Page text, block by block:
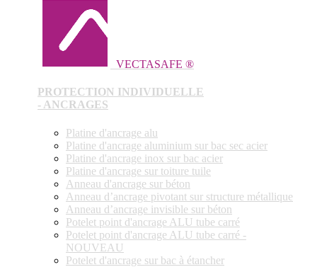
VECTASAFE ®
PROTECTION INDIVIDUELLE
- ANCRAGES
Platine d'ancrage alu
Platine d'ancrage aluminium sur bac sec acier
Platine d'ancrage inox sur bac acier
Platine d'ancrage sur toiture tuile
Anneau d'ancrage sur béton
Anneau d’ancrage pivotant sur structure métallique
Anneau d’ancrage invisible sur béton
Potelet point d'ancrage ALU tube carré
Potelet point d'ancrage ALU tube carré -
NOUVEAU
Potelet d'ancrage sur bac à étancher